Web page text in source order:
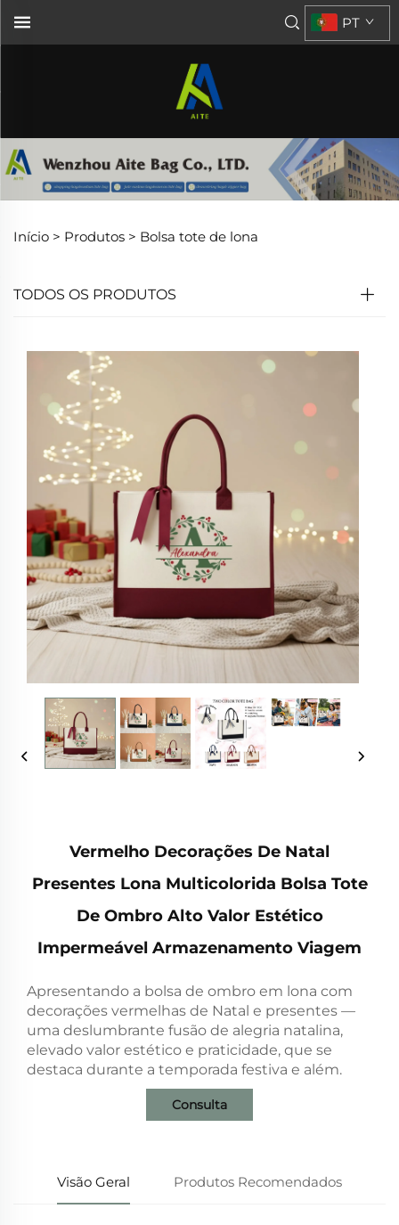
PT
Início > Produtos > Bolsa tote de lona
TODOS OS PRODUTOS
Vermelho Decorações De Natal
Presentes Lona Multicolorida Bolsa Tote
De Ombro Alto Valor Estético
Impermeável Armazenamento Viagem
Apresentando a bolsa de ombro em lona com
decorações vermelhas de Natal e presentes —
uma deslumbrante fusão de alegria natalina,
elevado valor estético e praticidade, que se
destaca durante a temporada festiva e além.
Consulta
Visão Geral Produtos Recomendados